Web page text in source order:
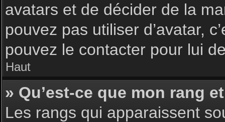
avatars et de décider de la
pouvez pas utiliser d’avatar,
pouvez le contacter pour lui
Haut
» Qu’est-ce que mon rang
Les rangs qui apparaissent